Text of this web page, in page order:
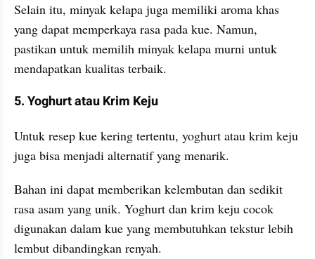
Selain itu, minyak kelapa juga memiliki aroma khas
yang dapat memperkaya rasa pada kue. Namun,
pastikan untuk memilih minyak kelapa murni untuk
mendapatkan kualitas terbaik.
5. Yoghurt atau Krim Keju
Untuk resep kue kering tertentu, yoghurt atau krim keju
juga bisa menjadi alternatif yang menarik.
Bahan ini dapat memberikan kelembutan dan sedikit
rasa asam yang unik. Yoghurt dan krim keju cocok
digunakan dalam kue yang membutuhkan tekstur lebih
lembut dibandingkan renyah.